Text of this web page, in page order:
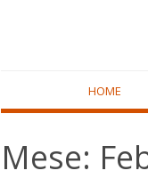
content
HOME
Mese: